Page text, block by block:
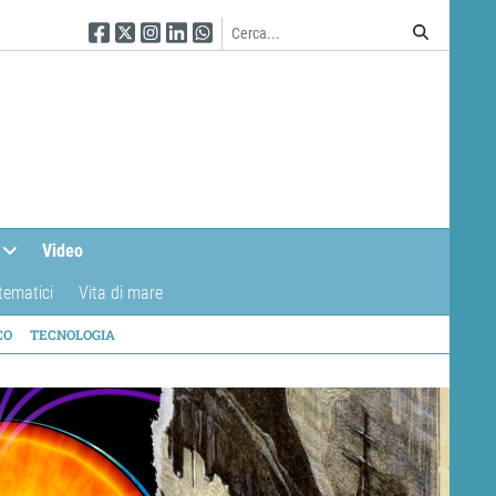
Seguici su Facebook
Seguici su Twitter
Seguici su Instagram
Seguici su Linkedin
Seguici su WhatsApp
Video
Vita di mare
TECNOLOGIA